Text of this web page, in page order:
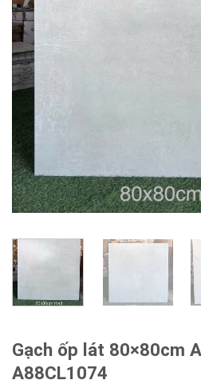
Gạch ốp lát 80×80cm
A88CL1074